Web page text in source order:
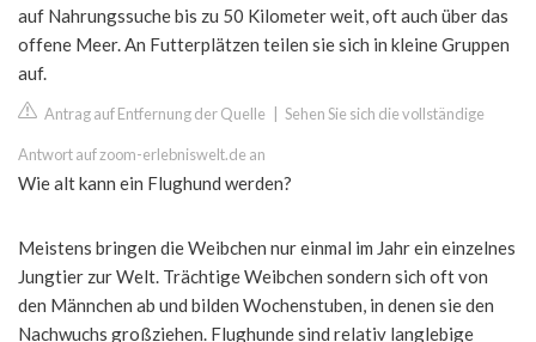
auf Nahrungssuche bis zu 50 Kilometer weit, oft auch über das
offene Meer. An Futterplätzen teilen sie sich in kleine Gruppen
auf.
Antrag auf Entfernung der Quelle Sehen Sie sich die vollständige
Antwort auf zoom-erlebniswelt.de an
Wie alt kann ein Flughund werden?
Meistens bringen die Weibchen nur einmal im Jahr ein einzelnes
Jungtier zur Welt. Trächtige Weibchen sondern sich oft von
den Männchen ab und bilden Wochenstuben, in denen sie den
Nachwuchs großziehen. Flughunde sind relativ langlebige